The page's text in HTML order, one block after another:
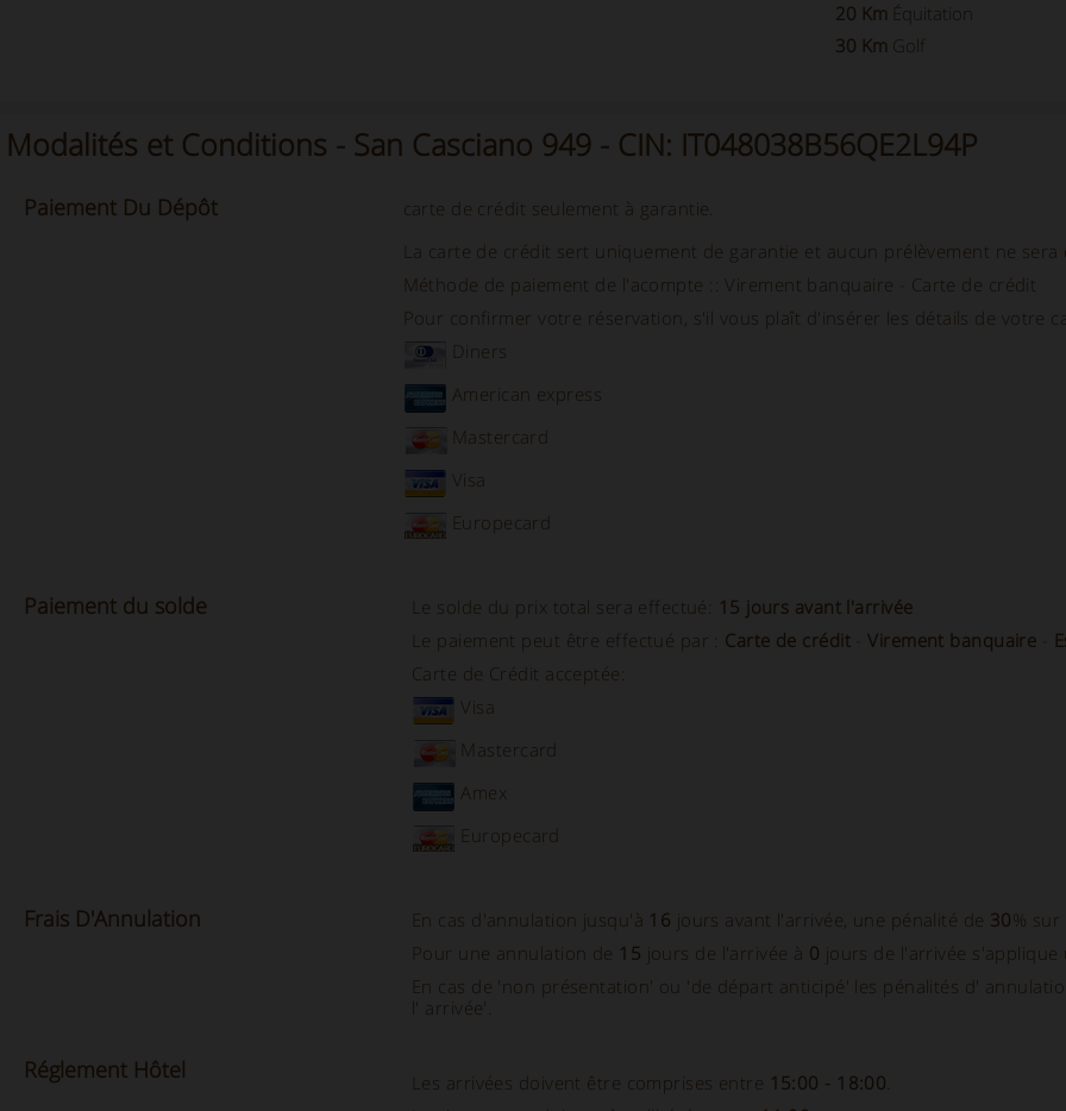
20 Km Équitation
30 Km Golf
Modalités et Conditions - San Casciano 949 - CIN: IT048038B56QE2L94P
Paiement Du Dépôt
carte de crédit seulement à garantie.
La carte de crédit sert uniquement de garantie et aucun prélèvement ne sera
Méthode de paiement de l'acompte :: Virement banquaire - Carte de crédit
Pour confirmer votre réservation, s'il vous plaît d'insérer les détails de votre
Diners
American express
Mastercard
Visa
Europecard
Paiement du solde Le solde du prix total sera effectué: 15 jours avant l'arrivée
Le paiement peut être effectué par : Carte de crédit -Virement banquaire
Carte de Crédit acceptée:
Visa
Mastercard
Amex
Europecard
Frais D'Annulation En cas d'annulation jusqu'à 16 jours avant l'arrivée, une pénalité de 30%
Pour une annulation de 15 jours de l'arrivée à 0 jours de l'arrivée s'applique
En cas de 'non présentation' ou 'de départ anticipé' les pénalités d'
l' arrivée'.
Réglement Hôtel Les arrivées doivent être comprises entre 15:00 - 18:00.